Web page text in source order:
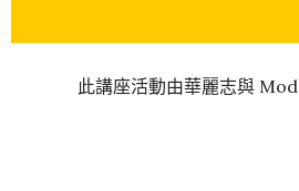
此講座活動由華麗志與